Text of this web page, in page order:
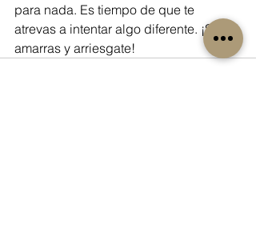
para nada. Es tiempo de que te
atrevas a intentar algo diferente. ¡Soltá
amarras y arriesgate!